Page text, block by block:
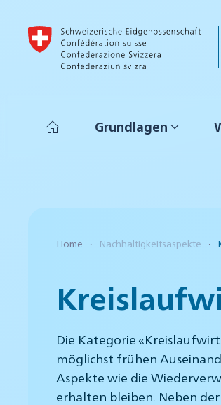
Skip to main content
Grundlagen
Home Nachhaltigkeitsaspekte
Die Kategorie
möglichst frühen
Aspekte wie die
erhalten bleiben. Neben